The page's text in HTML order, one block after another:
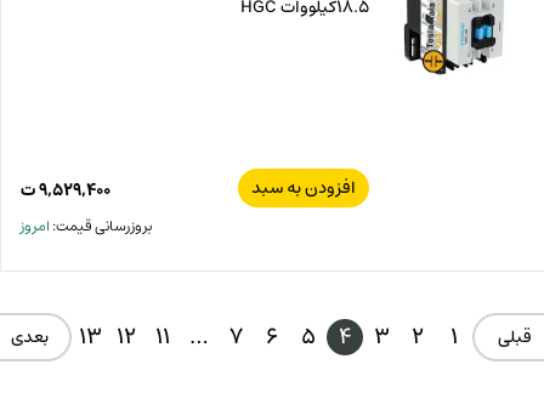
18.5کیلووات HGC
افزودن به سبد ۹,۵۲۹,۴۰۰ت
بروزرسانی قیمت:امروز
قبلی 1
2
3
4
5
6
7
…
11
12
13